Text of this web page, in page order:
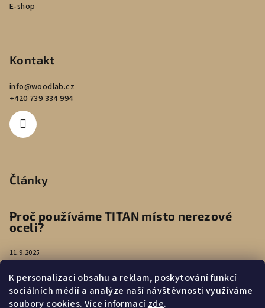
K personalizaci obsahu a reklam, poskytování funkcí
sociálních médií a analýze naší návštěvnosti využíváme
soubory cookies. Více informacízde.
E-shop
Kontakt
info@woodlab.cz
+420 739 334 994
Články
Proč používáme TITAN místo nerezové
oceli?
11.9.2025
Péče o náušnice